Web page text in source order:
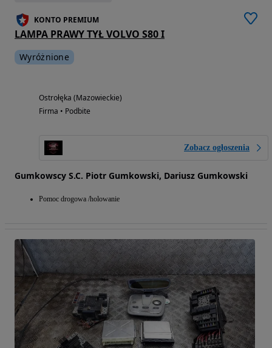
KONTO PREMIUM
LAMPA PRAWY TYŁ VOLVO S80 I
Wyróżnione
Ostrołęka (Mazowieckie)
Firma • Podbite
Zobacz ogłoszenia
Gumkowscy S.C. Piotr Gumkowski, Dariusz Gumkowski
Pomoc drogowa /holowanie